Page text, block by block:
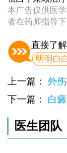
本广告仅供医
者在药师指导
直接了
明明白
上一篇： 外
下一篇： 白
医生团队